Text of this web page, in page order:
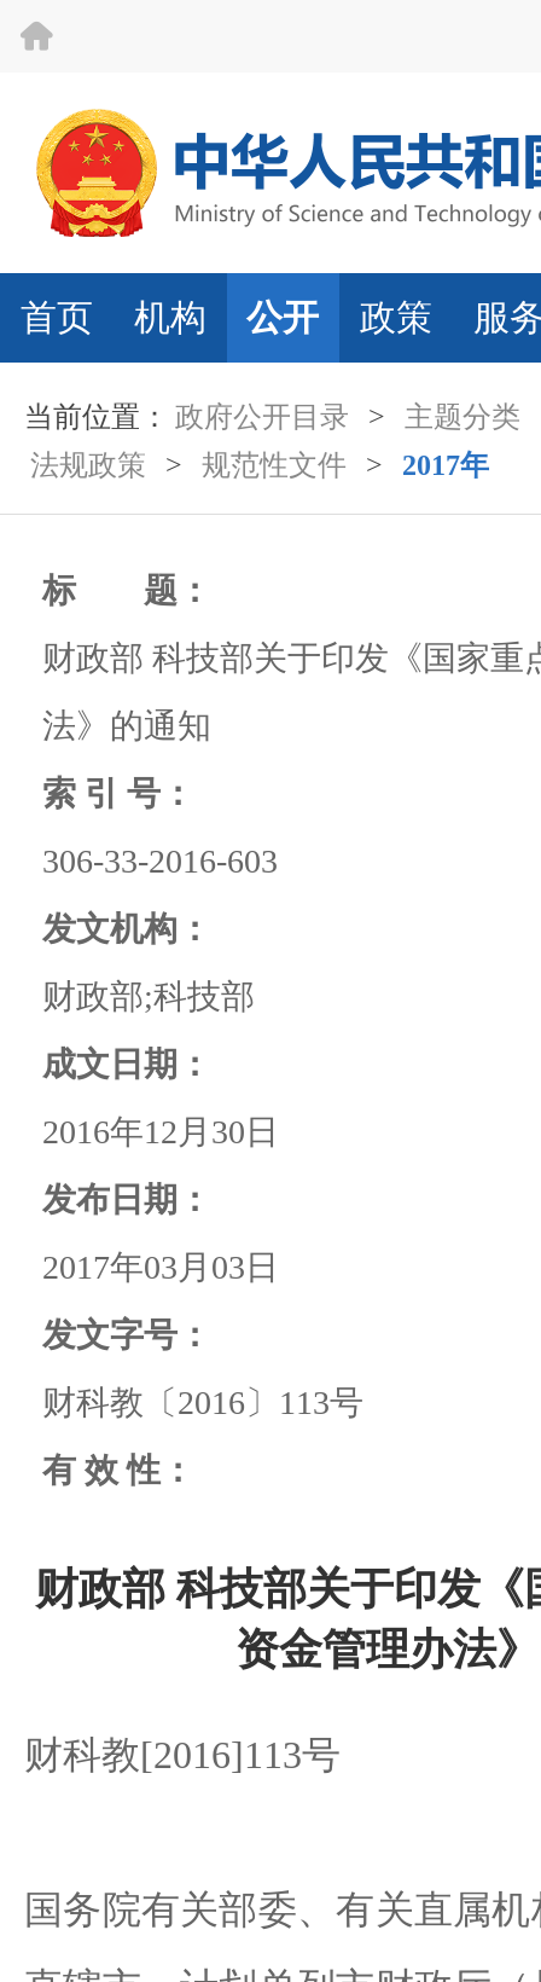
首页 机构 公开 政策 服
当前位置： 政府公开目录 > 主题分类
法规政策
> 规范性文件 > 2017年
标 题：
财政部 科技部关于印发《国家重
法》的通知
索 引 号：
306-33-2016-603
发文机构：
财政部;科技部
成文日期：
2016年12月30日
发布日期：
2017年03月03日
发文字号：
财科教〔2016〕113号
有 效 性：
财政部 科技部关于印发
资金管理办法
财科教[2016]113号
国务院有关部委、有关直属